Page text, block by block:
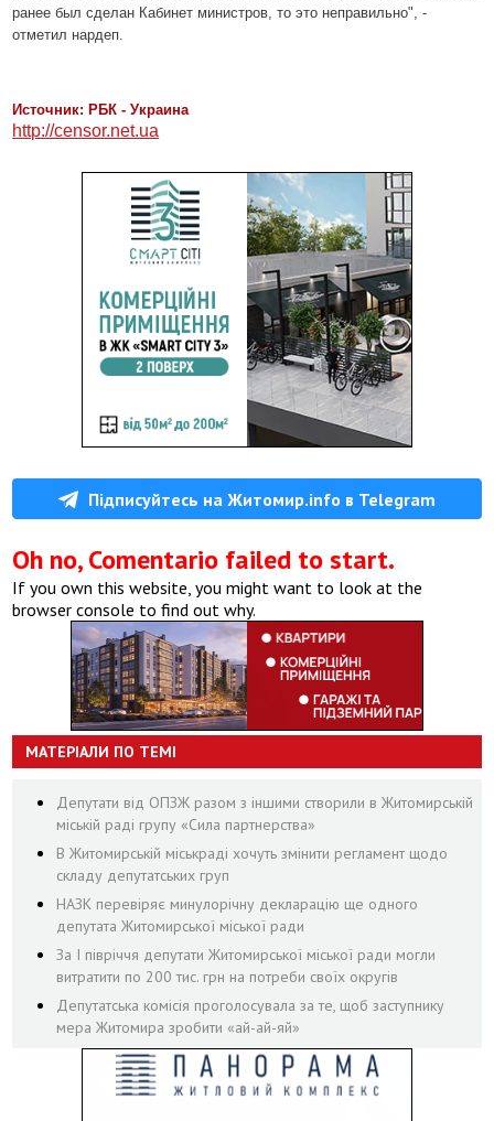
ранее был сделан Кабинет министров, то это неправильно", -
отметил нардеп.
Источник: РБК - Украина
http://censor.net.ua
Підписуйтесь на Житомир.info в Telegram
Oh no, Comentario failed to start.
If you own this website, you might want to look at the
browser console to find out why.
МАТЕРІАЛИ ПО ТЕМІ
Депутати від ОПЗЖ разом з іншими створили в Житомирській
міській раді групу «Сила партнерства»
В Житомирській міськраді хочуть змінити регламент щодо
складу депутатських груп
НАЗК перевіряє минулорічну декларацію ще одного
депутата Житомирської міської ради
За І півріччя депутати Житомирської міської ради могли
витратити по 200 тис. грн на потреби своїх округів
Депутатська комісія проголосувала за те, щоб заступнику
мера Житомира зробити «ай-ай-яй»